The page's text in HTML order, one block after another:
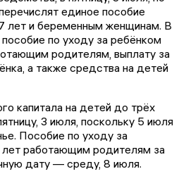
единое пособие
лет и беременным женщинам. В
по уходу за ребёнком
родителям, выплату за
а также средства на детей
капитала на детей до трёх
3 июля, поскольку 5 июля
Пособие по уходу за
работающим родителям за
дату — среду, 8 июля.